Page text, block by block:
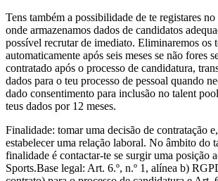
Tens também a possibilidade de te registares
onde armazenamos dados de candidatos
possível recrutar de imediato. Eliminaremos os
automaticamente após seis meses se não fores
contratado após o processo de candidatura,
dados para o teu processo de pessoal quando
dado consentimento para inclusão no talent
teus dados por 12 meses.
Finalidade: tomar uma decisão de contratação
estabelecer uma relação laboral. No âmbito do
finalidade é contactar-te se surgir uma posição
Sports.Base legal: Art. 6.º, n.º 1, alínea b)